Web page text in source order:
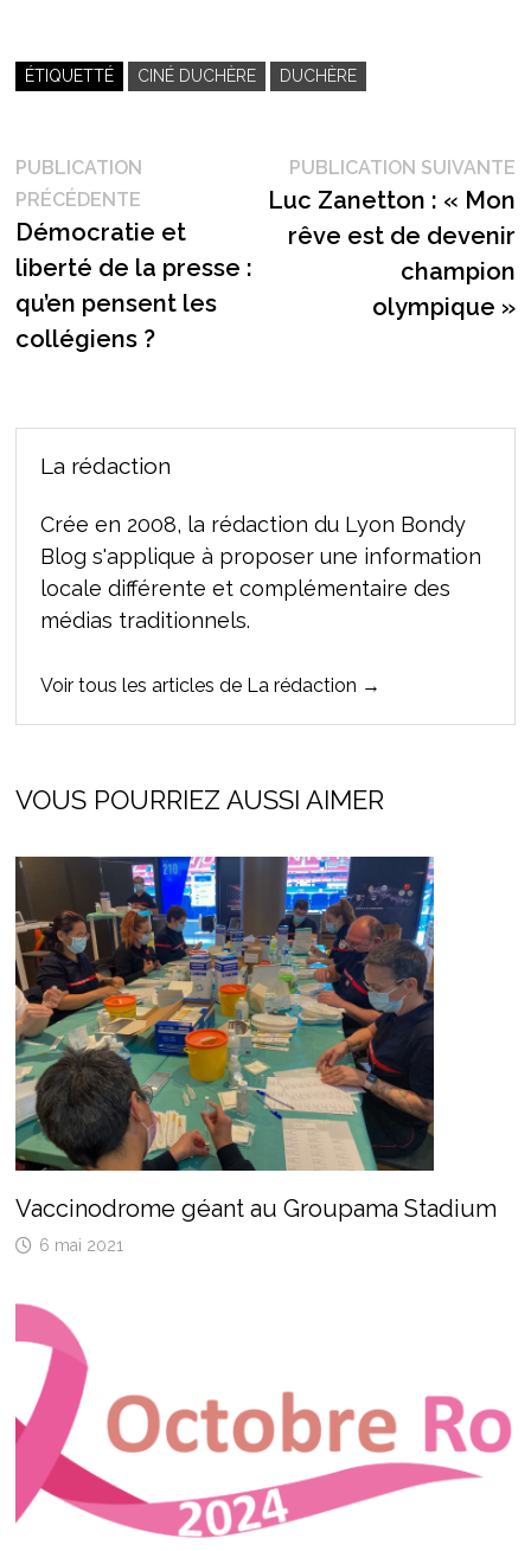
ÉTIQUETTÉ CINÉ DUCHÈRE DUCHÈRE
Navigation
de
l’article
PUBLICATION
PRÉCÉDENTEPublication
précédente :
Démocratie et
liberté de la presse :
qu’en pensent les
collégiens ?
PUBLICATION SUIVANTE
Luc Zanetton : « Mon
rêve est de devenir
champion
olympique »
La rédaction
Crée en 2008, la rédaction du Lyon Bondy
Blog s'applique à proposer une information
locale différente et complémentaire des
médias traditionnels.
Voir tous les articles de La rédaction →
VOUS POURRIEZ AUSSI AIMER
Vaccinodrome géant au Groupama Stadium
6 mai 2021